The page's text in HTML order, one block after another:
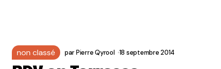
non classé parPierre Qyrool 18 septembre 2014